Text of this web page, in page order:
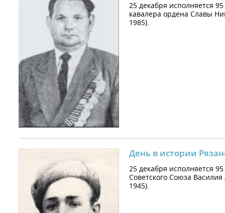
25 декабря исполняется
кавалера ордена Славы
1985).
День в истории
25 декабря исполняется
Советского Союза
1945).